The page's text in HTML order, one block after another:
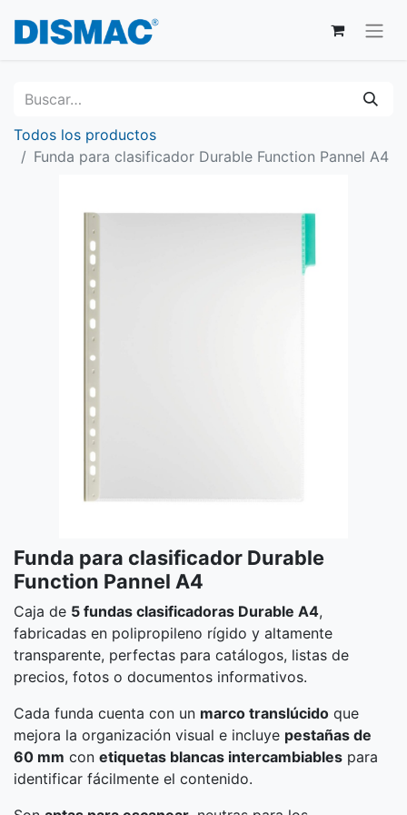
Todos los productos
Funda para clasificador Durable Function Pannel A4
Funda para clasificador Durable
Function Pannel A4
Caja de 5 fundas clasificadoras Durable A4,
fabricadas en polipropileno rígido y altamente
transparente, perfectas para catálogos, listas de
precios, fotos o documentos informativos.
Cada funda cuenta con un marco translúcido que
mejora la organización visual e incluye pestañas de
60 mm con etiquetas blancas intercambiables para
identificar fácilmente el contenido.